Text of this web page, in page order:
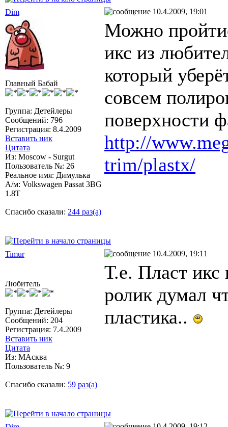
Dim 10.4.2009, 19:01
Главный Бабай
Группа: Детейлеры
Сообщений: 796
Регистрация: 8.4.2009
Вставить ник
Цитата
Из: Moscow - Surgut
Пользователь №: 26
Реальное имя: Димулька
А/м: Volkswagen Passat 3BG
1.8T
Спасибо сказали: 244 раз(а)
Можно
икс из
который
совсем
поверхности
http://
trim/plastx/
Timur 10.4.2009, 19:11
Любитель
Группа: Детейлеры
Сообщений: 204
Регистрация: 7.4.2009
Вставить ник
Цитата
Из: МАсква
Пользователь №: 9
Спасибо сказали: 59 раз(а)
Т.е. Пласт икс
ролик думал
пластика..